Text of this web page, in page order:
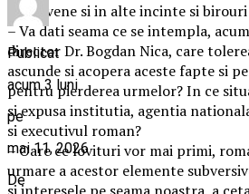
prahovene si in alte incinte si
– Va dati seama ce se intempla,
director Dr. Bogdan Nica, care
ascunde si acopera aceste fapte si
pentru pierderea urmelor? In ce
si expusa institutia, agentia
si executivul roman?
– Oare ce lovituri vor mai primi,
urmare a acestor elemente
Publicat
acum 3 luni
pe
mai 11, 2026
De